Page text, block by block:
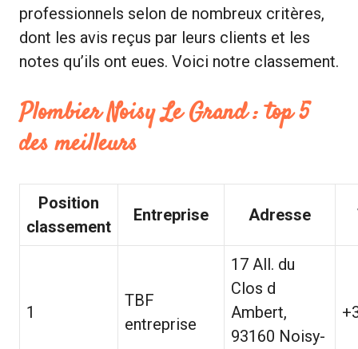
professionnels selon de nombreux critères,
dont les avis reçus par leurs clients et les
notes qu’ils ont eues. Voici notre classement.
Plombier Noisy Le Grand : top 5
des meilleurs
Position
classement
Entreprise Adresse
1
TBF
entreprise
17 All. du
Clos d
Ambert,
93160 Noisy-